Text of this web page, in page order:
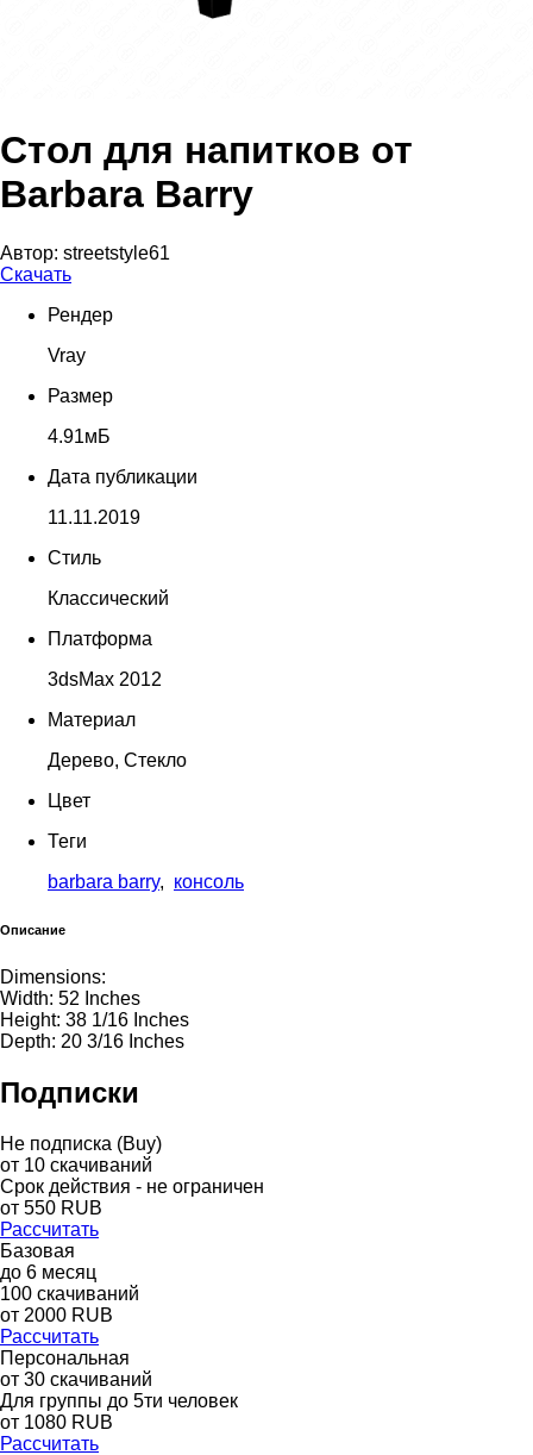
Стол для напитков от
Barbara Barry
Автор: streetstyle61
Скачать
Рендер
Vray
Размер
4.91мБ
Дата публикации
11.11.2019
Стиль
Классический
Платформа
3dsMax 2012
Материал
Дерево, Стекло
Цвет
Теги
barbara barry, консоль
Описание
Dimensions:
Width: 52 Inches
Height: 38 1/16 Inches
Depth: 20 3/16 Inches
Подписки
Не подписка (Buy)
от 10 скачиваний
Срок действия - не ограничен
от 550 RUB
Рассчитать
Базовая
до 6 месяц
100 скачиваний
от 2000 RUB
Рассчитать
Персональная
от 30 скачиваний
Для группы до 5ти человек
от 1080 RUB
Рассчитать